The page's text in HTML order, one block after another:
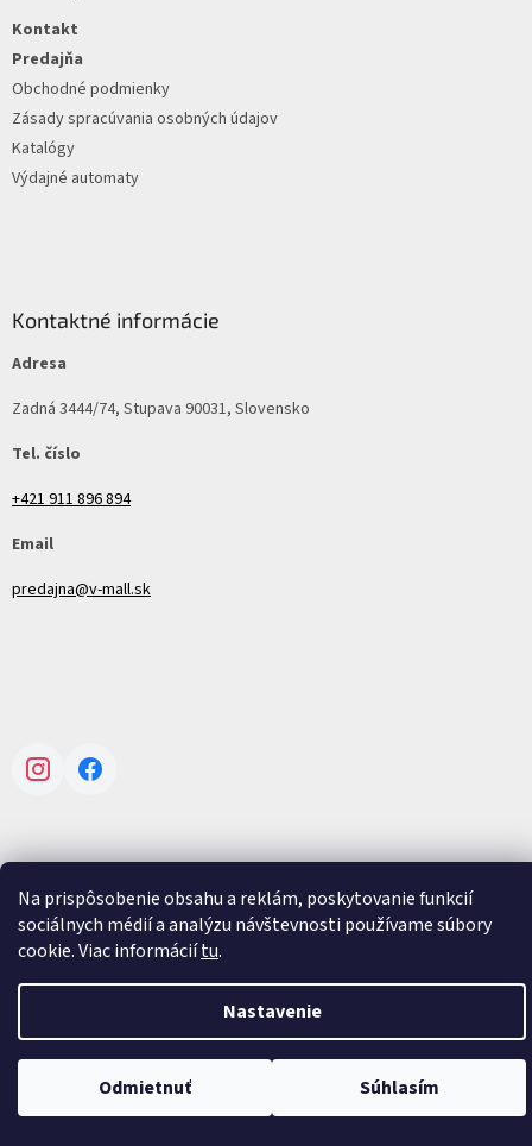
Na prispôsobenie obsahu a reklám, poskytovanie funkcií
sociálnych médií a analýzu návštevnosti používame súbory
cookie. Viac informáciítu.
Nastavenie
Odmietnuť Súhlasím
Kontakt
Predajňa
Obchodné podmienky
Zásady spracúvania osobných údajov
Katalógy
Výdajné automaty
Kontaktné informácie
Adresa
Zadná 3444/74, Stupava 90031, Slovensko
Tel. číslo
+421 911 896 894
Email
predajna@v-mall.sk
InstagramFacebook
Vytvoril Shoptet
Copyright 2026V-mall. Všetky práva vyhradené.Upraviť nastavenie
cookies